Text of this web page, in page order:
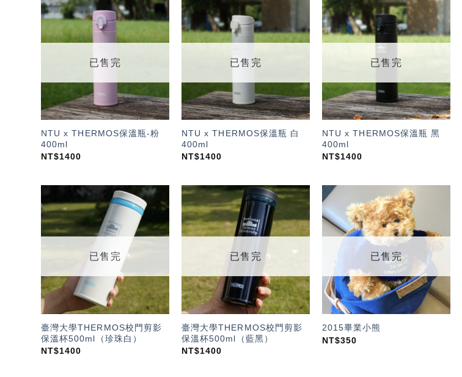
加入
望輕
已售完
NTU x THERMOS保溫瓶-粉
400ml
NT$1400
「願
望輕
已售完
NTU x THERMOS保溫瓶 白
400ml
NT$1400
加入
「願
望輕
已售完
NTU x THERMOS保溫瓶 黑
400ml
NT$1400
「願
望輕
已售完
臺灣大學THERMOS校門剪影
保溫杯500ml（珍珠白）
NT$1400
加入
「願
望輕
已售完
臺灣大學THERMOS校門剪影
保溫杯500ml（藍黑）
NT$1400
望輕
已售完
2015畢業小熊
NT$350